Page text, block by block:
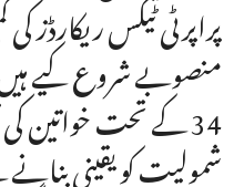
پراپرٹی ٹیکس ریکارڈز
منصوبے شروع کیے
34 کے تحت خواتین